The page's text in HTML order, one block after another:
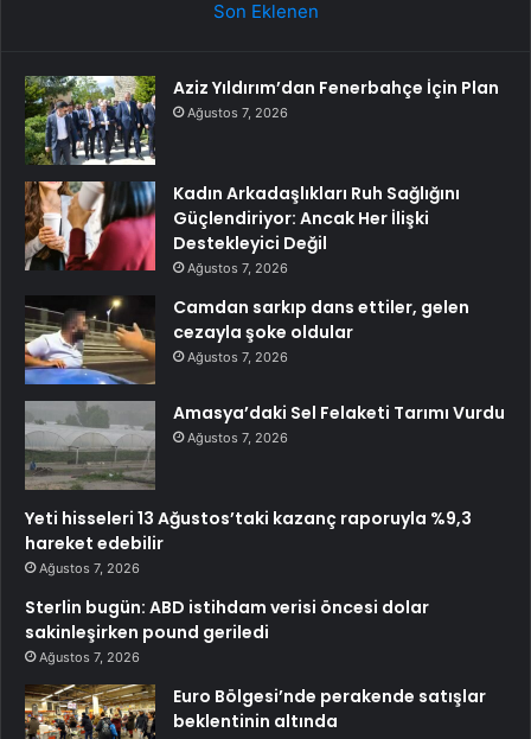
Son Eklenen
Aziz Yıldırım’dan Fenerbahçe İçin Plan
Ağustos 7, 2026
Kadın Arkadaşlıkları Ruh Sağlığını
Güçlendiriyor: Ancak Her İlişki
Destekleyici Değil
Ağustos 7, 2026
Camdan sarkıp dans ettiler, gelen
cezayla şoke oldular
Ağustos 7, 2026
Amasya’daki Sel Felaketi Tarımı Vurdu
Ağustos 7, 2026
Yeti hisseleri 13 Ağustos’taki kazanç raporuyla %9,3
hareket edebilir
Ağustos 7, 2026
Sterlin bugün: ABD istihdam verisi öncesi dolar
sakinleşirken pound geriledi
Ağustos 7, 2026
Euro Bölgesi’nde perakende satışlar
beklentinin altında